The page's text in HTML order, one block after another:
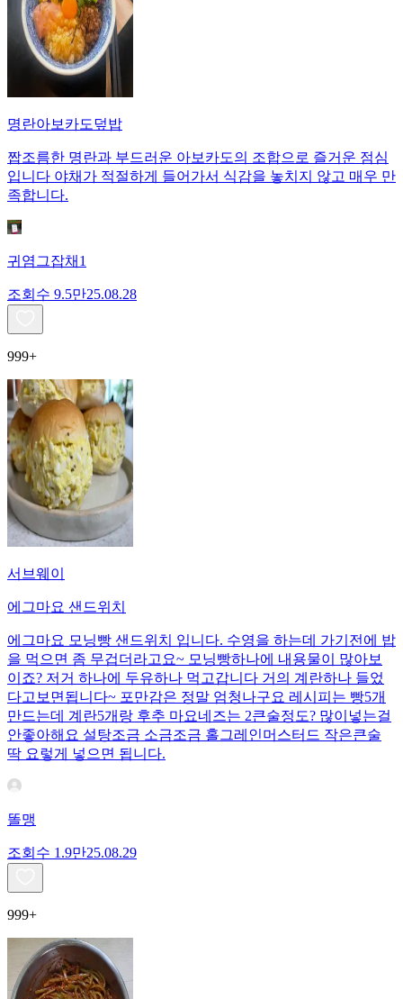
명란아보카도덮밥
짭조름한 명란과 부드러운 아보카도의 조합으로 즐거운 점심
입니다 야채가 적절하게 들어가서 식감을 놓치지 않고 매우 만
족합니다.
귀염그잡채1
조회수 9.5만25.08.28
999+
서브웨이
에그마요 샌드위치
에그마요 모닝빵 샌드위치 입니다. 수영을 하는데 가기전에 밥
을 먹으면 좀 무겁더라고요~ 모닝빵하나에 내용물이 많아보
이죠? 저거 하나에 두유하나 먹고갑니다 거의 계란하나 들었
다고보면됩니다~ 포만감은 정말 엄청나구요 레시피는 빵5개
만드는데 계란5개랑 후추 마요네즈는 2큰술정도? 많이넣는걸
안좋아해요 설탕조금 소금조금 홀그레인머스터드 작은큰술
딱 요렇게 넣으면 됩니다.
똘맹
조회수 1.9만25.08.29
999+